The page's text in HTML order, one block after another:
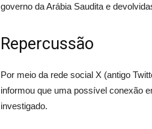
governo da Arábia Saudita e
Repercussão
Por meio da rede social X (antigo
informou que uma possível conexão
investigado.